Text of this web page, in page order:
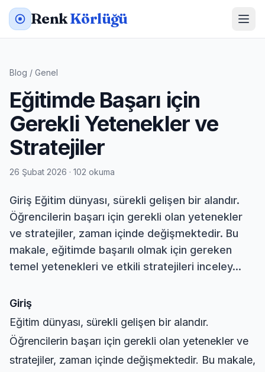
RenkKörlüğü
Blog / Genel
Eğitimde Başarı için
Gerekli Yetenekler ve
Stratejiler
26 Şubat 2026 · 102 okuma
Giriş Eğitim dünyası, sürekli gelişen bir alandır.
Öğrencilerin başarı için gerekli olan yetenekler
ve stratejiler, zaman içinde değişmektedir. Bu
makale, eğitimde başarılı olmak için gereken
temel yetenekleri ve etkili stratejileri inceley...
Giriş
Eğitim dünyası, sürekli gelişen bir alandır.
Öğrencilerin başarı için gerekli olan yetenekler ve
stratejiler, zaman içinde değişmektedir. Bu makale,